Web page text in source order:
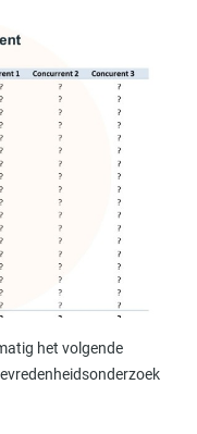
het volgende